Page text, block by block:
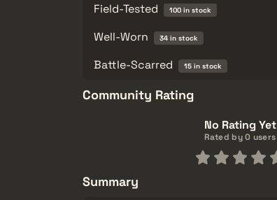
Field-Tested
100 in stock
Well-Worn
34 in stock
Battle-Scarred
15 in stock
Community Rating
No Rating Yet
Rated by 0 users
Summary